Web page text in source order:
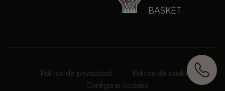
BASKET
Política de privacidad
Política de cookies
Configurar cookies